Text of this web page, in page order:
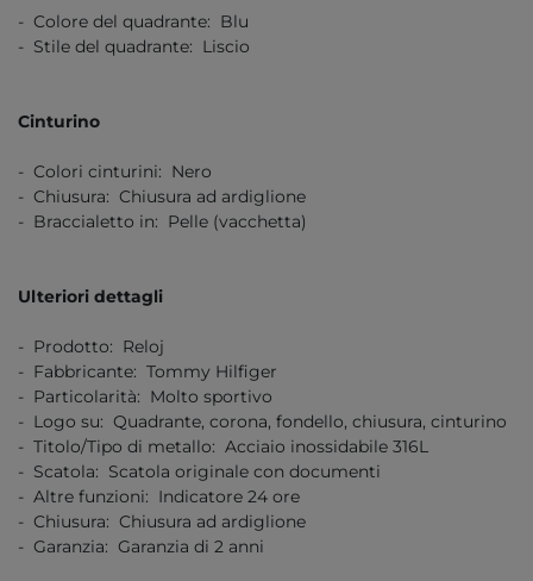
- Colore del quadrante: Blu
- Stile del quadrante: Liscio
Cinturino
- Colori cinturini: Nero
- Chiusura: Chiusura ad ardiglione
- Braccialetto in: Pelle (vacchetta)
Ulteriori dettagli
- Prodotto: Reloj
- Fabbricante: Tommy Hilfiger
- Particolarità: Molto sportivo
- Logo su: Quadrante, corona, fondello, chiusura, cinturino
- Titolo/Tipo di metallo: Acciaio inossidabile 316L
- Scatola: Scatola originale con documenti
- Altre funzioni: Indicatore 24 ore
- Chiusura: Chiusura ad ardiglione
- Garanzia: Garanzia di 2 anni